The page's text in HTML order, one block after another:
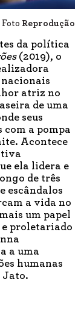
Foto Reprodução
da política
(2019), o
atriz no
de uma
seus
com a pompa
Acontece
ela lidera e
de três
escândalos
a vida no
um papel
e proletariado
a uma
humanas
Jato.